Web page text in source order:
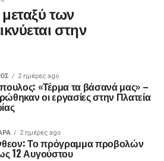
των
στην
2 ημέρες ago
«Τέρμα τα βάσανά μας» –
οι εργασίες στην Πλατεία
2 ημέρες ago
Το πρόγραμμα προβολών
12 Αυγούστου